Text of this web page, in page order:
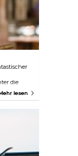
die
lesen